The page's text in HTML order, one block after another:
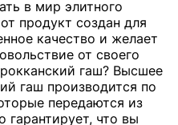
в мир элитного
продукт создан для
качество и желает
от своего
гаш? Высшее
гаш производится по
передаются из
гарантирует, что вы